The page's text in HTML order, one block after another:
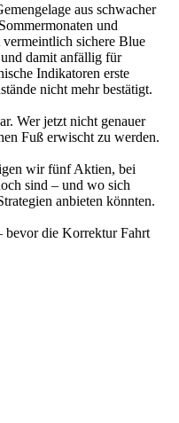
aus schwacher
und
sichere Blue
damit anfällig für
Indikatoren erste
nicht mehr bestätigt.
Wer jetzt nicht genauer
Fuß erwischt zu werden.
wir fünf Aktien, bei
sind – und wo sich
anbieten könnten.
bevor die Korrektur Fahrt